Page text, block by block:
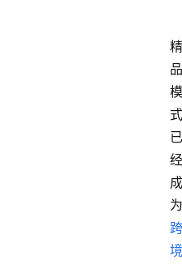
精
品
模
式
已
经
成
为
跨
境